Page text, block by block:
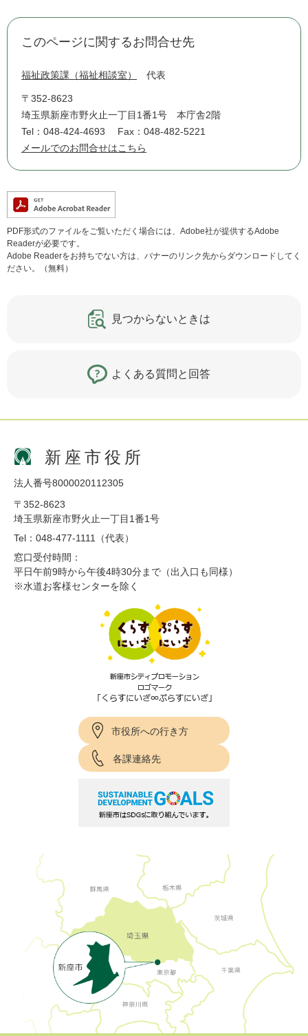
このページに関するお問合せ先
福祉政策課（福祉相談室） 代表
〒352-8623
埼玉県新座市野火止一丁目1番1号 本庁舎2階
Tel：048-424-4693
Fax：048-482-5221
メールでのお問合せはこちら
PDF形式のファイルをご覧いただく場合には、Adobe社が提供するAdobe
Readerが必要です。
Adobe Readerをお持ちでない方は、バナーのリンク先からダウンロードしてく
ださい。（無料）
見つからないときは
よくある質問と回答
新座市役所
法人番号8000020112305
〒352-8623
埼玉県新座市野火止一丁目1番1号
Tel：048-477-1111（代表）
窓口受付時間：
平日午前9時から午後4時30分まで（出入口も同様）
※水道お客様センターを除く
市役所への行き方
各課連絡先